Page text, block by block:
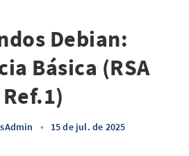
Debian:
Básica (RSA
Ref.1)
• 15 de jul. de 2025